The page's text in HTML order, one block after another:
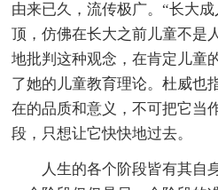
由来已久，流传极广。“长大
顶，仿佛在长大之前儿童不是
地批判这种观念，在肯定儿童
了她的儿童教育理论。杜威也
在的品质和意义，不可把它当
段，只想让它快快地过去。
人生的各个阶段皆有其自